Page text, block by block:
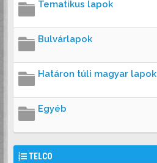
Tematikus lapok
Bulvárlapok
Határon túli magyar lapok
Egyéb
TELCO